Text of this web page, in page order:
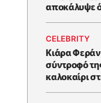
αποκάλυψε
CELEBRITY
Κιάρα
σύντροφό
καλοκαίρι